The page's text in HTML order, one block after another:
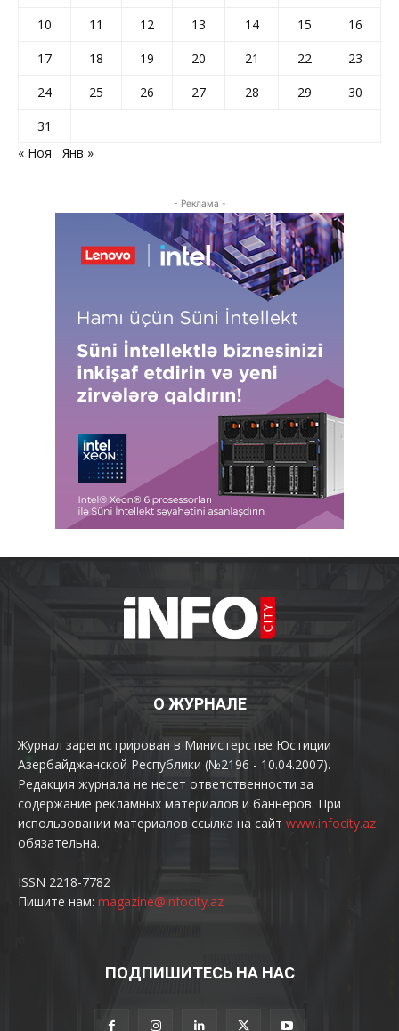
10
11 12 13 14 15
16
17
18 19 20 21 22
23
24
25 26 27 28 29
30
31
« Ноя
Янв »
- Реклама -
О ЖУРНАЛЕ
Журнал зарегистрирован в Министерстве Юстиции
Азербайджанской Республики (№2196 - 10.04.2007).
Редакция журнала не несет ответственности за
содержание рекламных материалов и баннеров. При
использовании материалов ссылка на сайт www.infocity.az
обязательна.
ISSN 2218-7782
Пишите нам: magazine@infocity.az
ПОДПИШИТЕСЬ НА НАС